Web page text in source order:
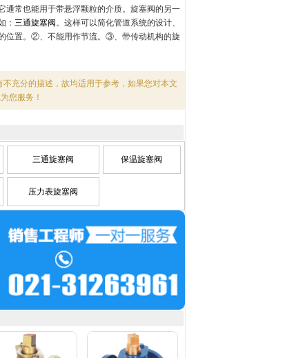
通常也能用于带悬浮颗粒的介质。旋塞阀的另一
： 三通旋塞阀。这样可以简化管道系统的设计、
位置。②、不能用作节流。③、带传动机构的旋
充分的描述，故均适用于参考，如果您对本文
您服务！
三通旋塞阀 保温旋塞阀
压力表旋塞阀